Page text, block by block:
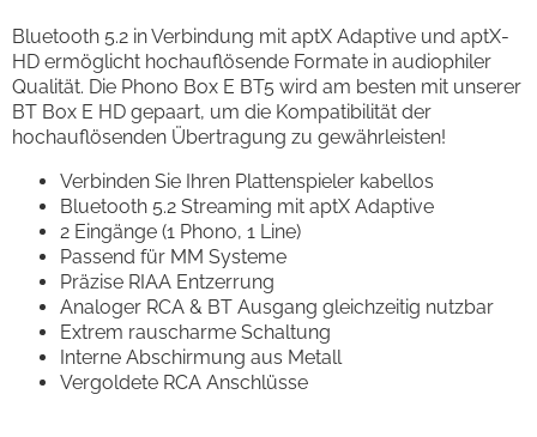
Bluetooth 5.2 in Verbindung mit aptX Adaptive und aptX-
HD ermöglicht hochauflösende Formate in audiophiler
Qualität. Die Phono Box E BT5 wird am besten mit unserer
BT Box E HD gepaart, um die Kompatibilität der
hochauflösenden Übertragung zu gewährleisten!
Verbinden Sie Ihren Plattenspieler kabellos
Bluetooth 5.2 Streaming mit aptX Adaptive
2 Eingänge (1 Phono, 1 Line)
Passend für MM Systeme
Präzise RIAA Entzerrung
Analoger RCA & BT Ausgang gleichzeitig nutzbar
Extrem rauscharme Schaltung
Interne Abschirmung aus Metall
Vergoldete RCA Anschlüsse